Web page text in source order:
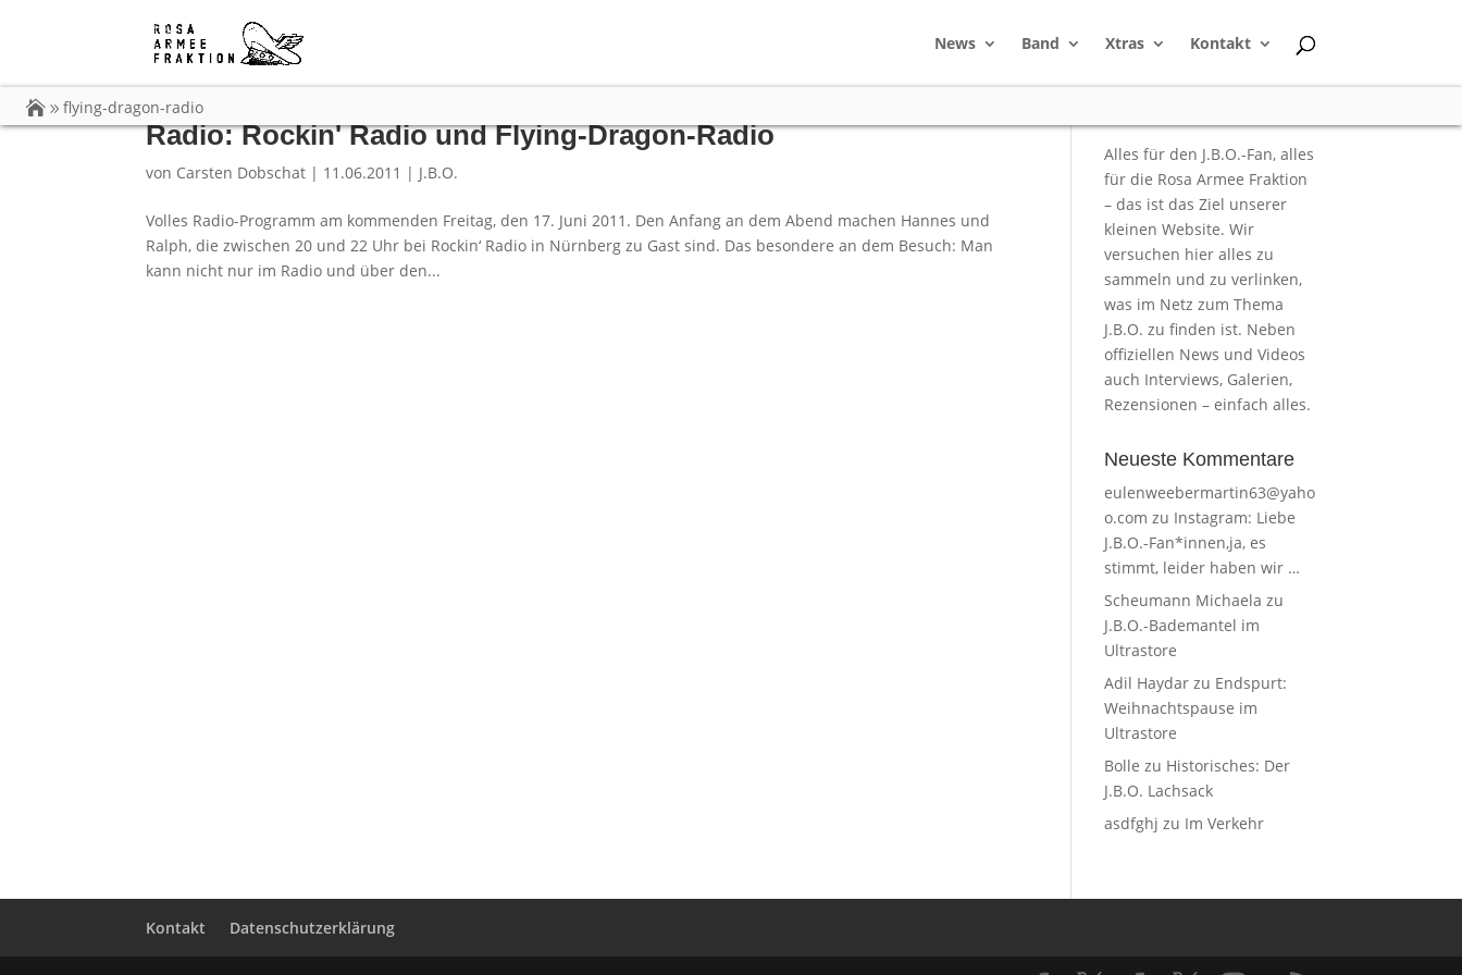
News Band Xtras Kontakt
flying-dragon-radio
Radio: Rockin' Radio und Flying-Dragon-Radio
von Carsten Dobschat | 11.06.2011 | J.B.O.
Volles Radio-Programm am kommenden Freitag, den 17. Juni 2011. Den Anfang an dem Abend machen Hannes und
Ralph, die zwischen 20 und 22 Uhr bei Rockin‘ Radio in Nürnberg zu Gast sind. Das besondere an dem Besuch: Man
kann nicht nur im Radio und über den...
Alles für den J.B.O.-Fan, alles
für die Rosa Armee Fraktion
– das ist das Ziel unserer
kleinen Website. Wir
versuchen hier alles zu
sammeln und zu verlinken,
was im Netz zum Thema
J.B.O. zu finden ist. Neben
offiziellen News und Videos
auch Interviews, Galerien,
Rezensionen – einfach alles.
Neueste Kommentare
eulenweebermartin63@yaho
o.com zu Instagram: Liebe
J.B.O.-Fan*innen,ja, es
stimmt, leider haben wir …
Scheumann Michaela zu
J.B.O.-Bademantel im
Ultrastore
Adil Haydar zu Endspurt:
Weihnachtspause im
Ultrastore
Bolle zu Historisches: Der
J.B.O. Lachsack
asdfghj zu Im Verkehr
Kontakt Datenschutzerklärung